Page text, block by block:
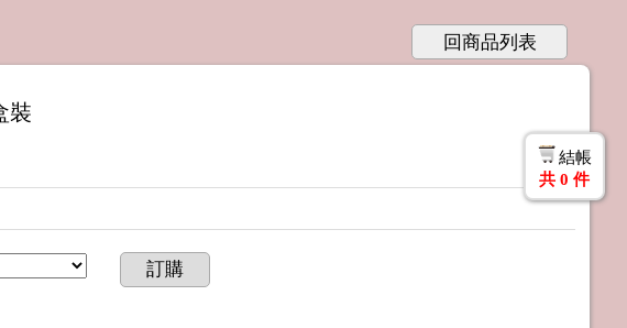
回商品列表
裝
訂購
結帳
共 0 件